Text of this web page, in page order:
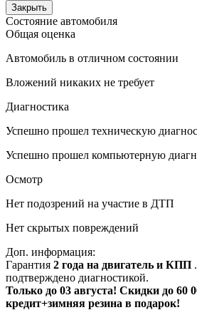
Закрыть
Состояние автомобиля
Общая оценка
Автомобиль в отличном состоянии
Вложений никаких не требует
Диагностика
Успешно прошел техническую
Успешно прошел компьютерную
Осмотр
Нет подозрений на участие в ДТП
Нет скрытых повреждений
Доп. информация:
Гарантия 2 года на двигатель и КПП
подтверждено диагностикой.
Только до 03 августа! Скидки до 60
кредит+зимняя резина в подарок!